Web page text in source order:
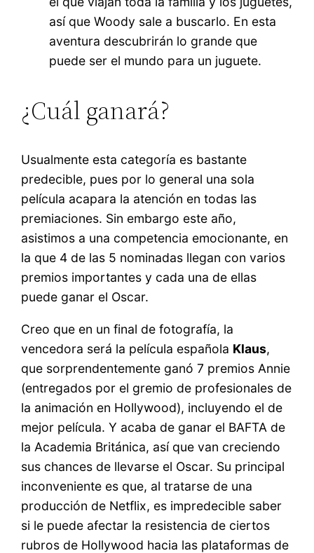
así que Woody sale a buscarlo. En esta
aventura descubrirán lo grande que
puede ser el mundo para un juguete.
¿Cuál ganará?
Usualmente esta categoría es bastante
predecible, pues por lo general una sola
película acapara la atención en todas las
premiaciones. Sin embargo este año,
asistimos a una competencia emocionante, en
la que 4 de las 5 nominadas llegan con varios
premios importantes y cada una de ellas
puede ganar el Oscar.
Creo que en un final de fotografía, la
vencedora será la película española Klaus,
que sorprendentemente ganó 7 premios Annie
(entregados por el gremio de profesionales de
la animación en Hollywood), incluyendo el de
mejor película. Y acaba de ganar el BAFTA de
la Academia Británica, así que van creciendo
sus chances de llevarse el Oscar. Su principal
inconveniente es que, al tratarse de una
producción de Netflix, es impredecible saber
si le puede afectar la resistencia de ciertos
rubros de Hollywood hacia las plataformas de